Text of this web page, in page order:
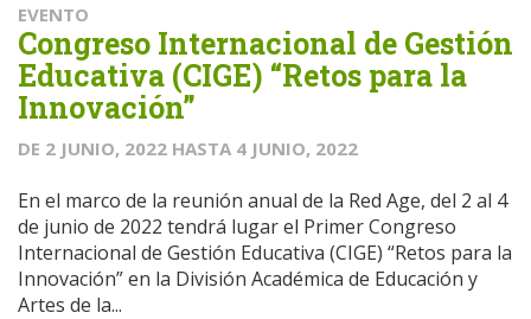
EVENTO
Congreso Internacional de Gestión
Educativa (CIGE) “Retos para la
Innovación”
DE 2 JUNIO, 2022 HASTA 4 JUNIO, 2022
En el marco de la reunión anual de la Red Age, del 2 al 4
de junio de 2022 tendrá lugar el Primer Congreso
Internacional de Gestión Educativa (CIGE) “Retos para la
Innovación” en la División Académica de Educación y
Artes de la...